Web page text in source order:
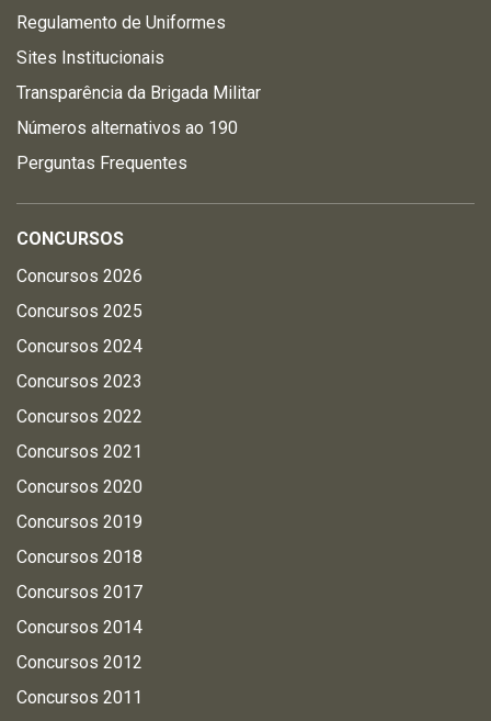
Regulamento de Uniformes
Sites Institucionais
Transparência da Brigada Militar
Números alternativos ao 190
Perguntas Frequentes
CONCURSOS
Concursos 2026
Concursos 2025
Concursos 2024
Concursos 2023
Concursos 2022
Concursos 2021
Concursos 2020
Concursos 2019
Concursos 2018
Concursos 2017
Concursos 2014
Concursos 2012
Concursos 2011